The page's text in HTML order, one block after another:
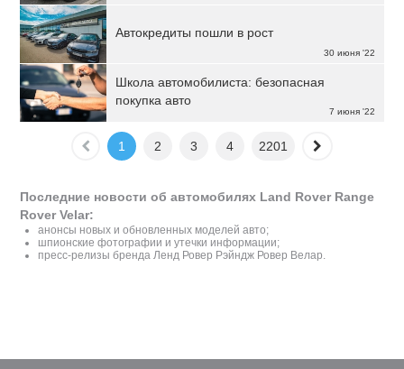
30 июня '22
Автокредиты пошли в рост
7 июня '22
Школа автомобилиста: безопасная
покупка авто
1 2 3 4 2201
Последние новости об автомобилях Land Rover Range
Rover Velar:
анонсы новых и обновленных моделей авто;
шпионские фотографии и утечки информации;
пресс-релизы бренда Ленд Ровер Рэйндж Ровер Велар.